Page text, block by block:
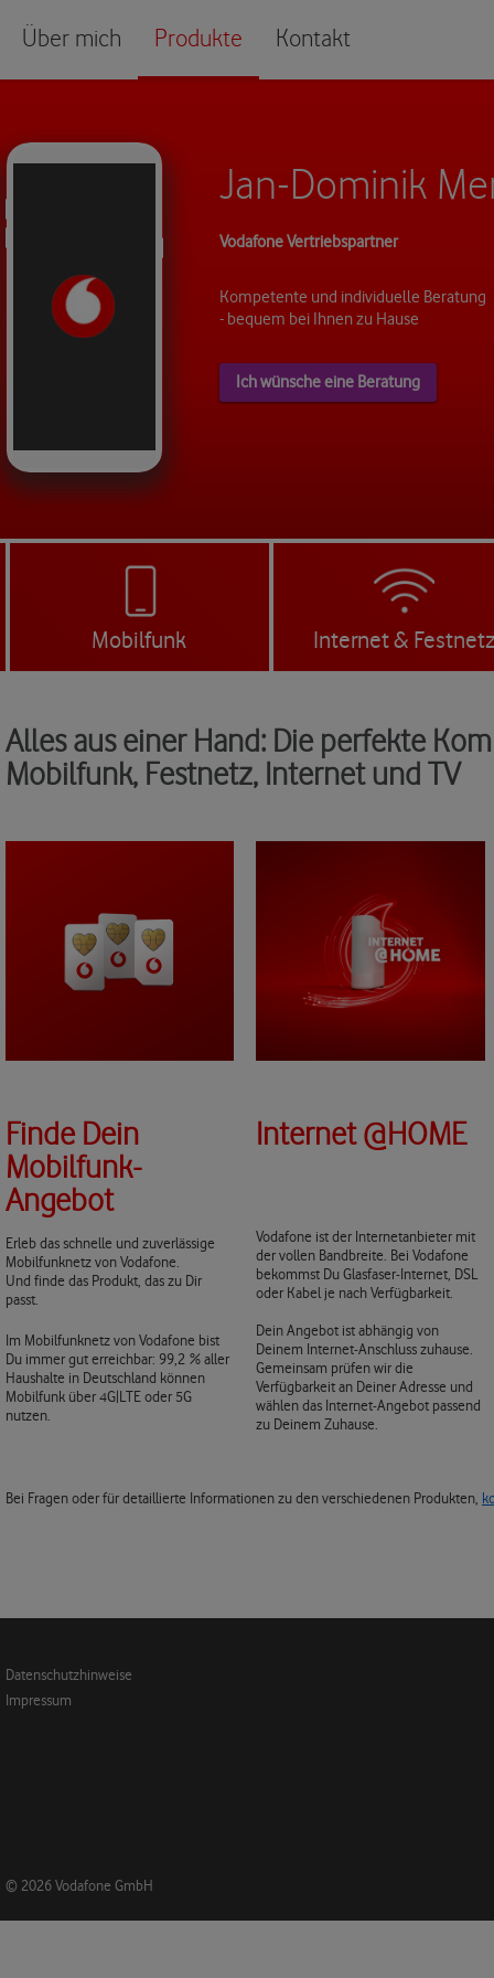
Über mich Produkte Kontakt
Jan-Dominik
Vodafone Vertriebspartner
Kompetente und individuelle Beratung
- bequem bei Ihnen zu Hause
Ich wünsche eine Beratung
Mobilfunk Internet &
Alles aus einer Hand: Die perfekte
Mobilfunk, Festnetz, Internet und TV
Finde Dein
Mobilfunk-
Angebot
Erleb das schnelle und zuverlässige
Mobilfunknetz von Vodafone.
Und finde das Produkt, das zu Dir
passt.
Im Mobilfunknetz von Vodafone bist
Du immer gut erreichbar: 99,2 % aller
Haushalte in Deutschland können
Mobilfunk über 4G|LTE oder 5G
nutzen.
Internet @HOME
Vodafone ist der Internetanbieter mit
der vollen Bandbreite. Bei Vodafone
bekommst Du Glasfaser-Internet, DSL
oder Kabel je nach Verfügbarkeit.
Dein Angebot ist abhängig von
Deinem Internet-Anschluss zuhause.
Gemeinsam prüfen wir die
Verfügbarkeit an Deiner Adresse und
wählen das Internet-Angebot passend
zu Deinem Zuhause.
Bei Fragen oder für detaillierte Informationen zu den verschiedenen Produkten,
Datenschutzhinweise
Impressum
© 2026 Vodafone GmbH